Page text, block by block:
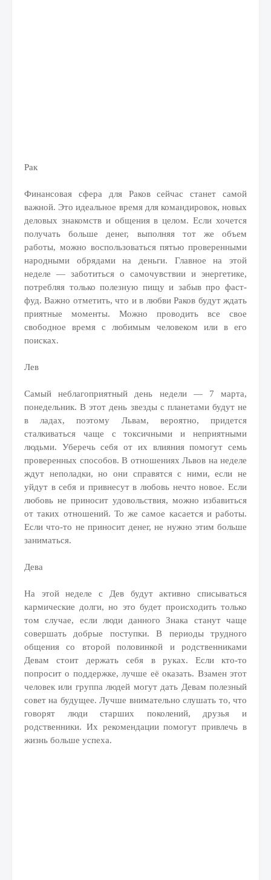
Рак
Финансовая сфера для Раков сейчас станет самой
важной. Это идеальное время для командировок, новых
деловых знакомств и общения в целом. Если хочется
получать больше денег, выполняя тот же объем
работы, можно воспользоваться пятью проверенными
народными обрядами на деньги. Главное на этой
неделе — заботиться о самочувствии и энергетике,
потребляя только полезную пищу и забыв про фаст-
фуд. Важно отметить, что и в любви Раков будут ждать
приятные моменты. Можно проводить все свое
свободное время с любимым человеком или в его
поисках.
Лев
Самый неблагоприятный день недели — 7 марта,
понедельник. В этот день звезды с планетами будут не
в ладах, поэтому Львам, вероятно, придется
сталкиваться чаще с токсичными и неприятными
людьми. Уберечь себя от их влияния помогут семь
проверенных способов. В отношениях Львов на неделе
ждут неполадки, но они справятся с ними, если не
уйдут в себя и привнесут в любовь нечто новое. Если
любовь не приносит удовольствия, можно избавиться
от таких отношений. То же самое касается и работы.
Если что-то не приносит денег, не нужно этим больше
заниматься.
Дева
На этой неделе с Дев будут активно списываться
кармические долги, но это будет происходить только
том случае, если люди данного Знака станут чаще
совершать добрые поступки. В периоды трудного
общения со второй половинкой и родственниками
Девам стоит держать себя в руках. Если кто-то
попросит о поддержке, лучше её оказать. Взамен этот
человек или группа людей могут дать Девам полезный
совет на будущее. Лучше внимательно слушать то, что
говорят люди старших поколений, друзья и
родственники. Их рекомендации помогут привлечь в
жизнь больше успеха.